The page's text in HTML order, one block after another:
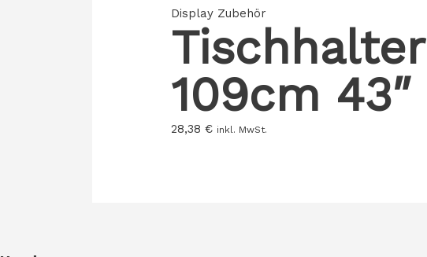
Display Zubehör
109cm 43″
28,38€ inkl. MwSt.